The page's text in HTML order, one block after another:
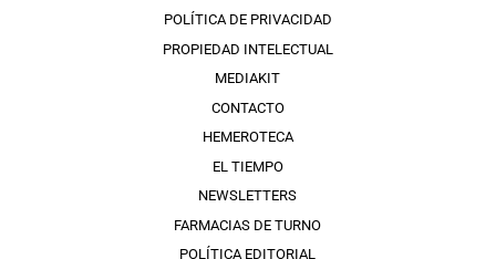
POLÍTICA DE PRIVACIDAD
PROPIEDAD INTELECTUAL
MEDIAKIT
CONTACTO
HEMEROTECA
EL TIEMPO
NEWSLETTERS
FARMACIAS DE TURNO
POLÍTICA EDITORIAL